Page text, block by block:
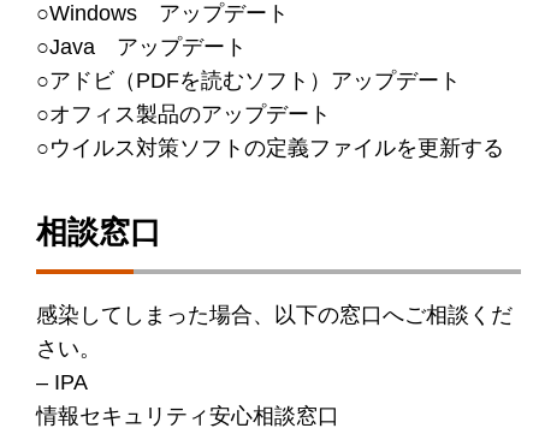
○Windows アップデート
○Java アップデート
○アドビ（PDFを読むソフト）アップデート
○オフィス製品のアップデート
○ウイルス対策ソフトの定義ファイルを更新する
相談窓口
感染してしまった場合、以下の窓口へご相談くだ
さい。
– IPA
情報セキュリティ安心相談窓口